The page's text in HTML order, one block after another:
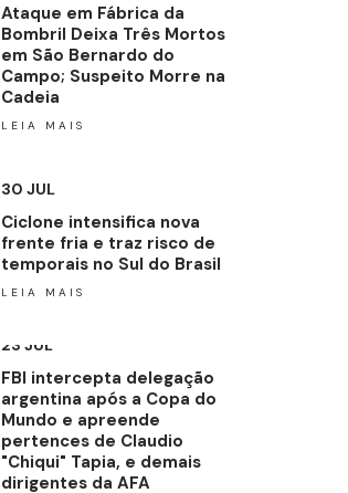
Ataque em Fábrica da
Bombril Deixa Três Mortos
em São Bernardo do
Campo; Suspeito Morre na
Cadeia
LEIA MAIS
30 JUL
Ciclone intensifica nova
frente fria e traz risco de
temporais no Sul do Brasil
LEIA MAIS
23 JUL
FBI intercepta delegação
argentina após a Copa do
Mundo e apreende
pertences de Claudio
"Chiqui" Tapia, e demais
dirigentes da AFA